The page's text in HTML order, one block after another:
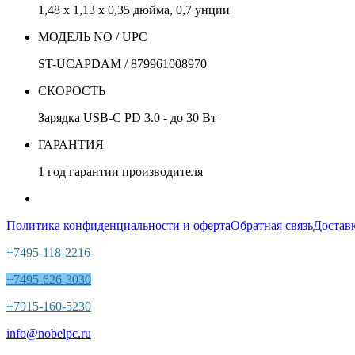
1,48 x 1,13 x 0,35 дюйма, 0,7 унции
МОДЕЛЬ NO / UPC
ST-UCAPDAM / 879961008970
СКОРОСТЬ
Зарядка USB-C PD 3.0 - до 30 Вт
ГАРАНТИЯ
1 год гарантии производителя
Политика конфиденциальности и офертаОбратная связь
+7495-118-2216
+7495-626-3030
+7915-160-5230
info@nobelpc.ru